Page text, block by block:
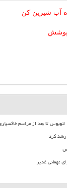
آب شیرین کن
تا بعد از مراسم
مهمانی غدیر